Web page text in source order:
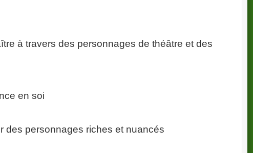
dans le Paris de 1942.
touches d’humour, ce spectacle raconte les doutes,
moment festif autour des représentations :
à travers des personnages de théâtre et des
en soi
des personnages riches et nuancés